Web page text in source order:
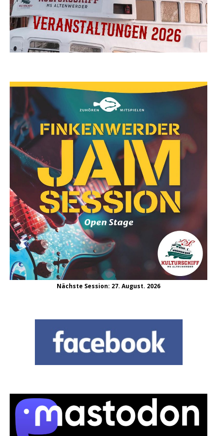
Nächste Session: 27. August. 2026